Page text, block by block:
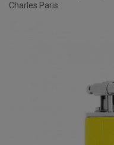
Charles Paris